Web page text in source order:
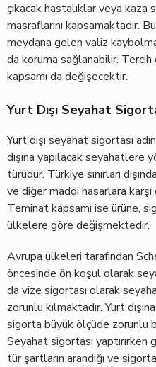
çıkacak hastalıklar veya kaza
masraflarını kapsamaktadır.
meydana gelen valiz
da koruma sağlanabilir.
kapsamı da değişecektir.
Yurt Dışı Seyahat
Yurt dışı seyahat sigortası
dışına yapılacak seyahatlere
türüdür. Türkiye sınırları
ve diğer maddi hasarlara
Teminat kapsamı ise ürüne,
ülkelere göre değişmektedir.
Avrupa ülkeleri tarafından
öncesinde ön koşul olarak
da vize sigortası olarak
zorunlu kılmaktadır. Yurt
sigorta büyük ölçüde zorunlu
Seyahat sigortası
tür şartların arandığı ve